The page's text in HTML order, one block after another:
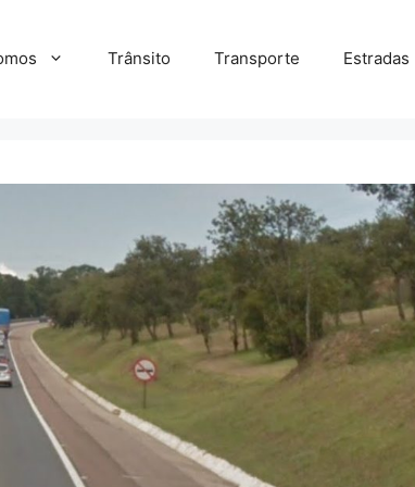
Trânsito Transporte Estradas